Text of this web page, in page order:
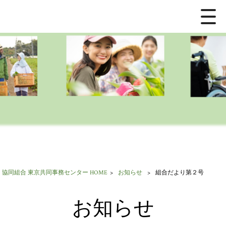
協同組合 東京共同事務センター HOME > お知らせ > 組合だより第２号
お知らせ